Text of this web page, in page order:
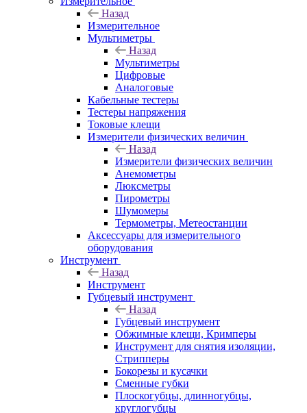
Назад
Измерительное
Мультиметры
Назад
Мультиметры
Цифровые
Аналоговые
Кабельные тестеры
Тестеры напряжения
Токовые клещи
Измерители физических величин
Назад
Измерители физических величин
Анемометры
Люксметры
Пирометры
Шумомеры
Термометры, Метеостанции
Аксессуары для измерительного
оборудования
Инструмент
Назад
Инструмент
Губцевый инструмент
Назад
Губцевый инструмент
Обжимные клещи, Кримперы
Инструмент для снятия изоляции,
Стрипперы
Бокорезы и кусачки
Сменные губки
Плоскогубцы, длинногубцы,
круглогубцы